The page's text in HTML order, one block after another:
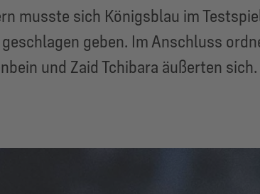
musste sich Königsblau im Testspiel
geben. Im Anschluss
und Zaid Tchibara äußerten sich.